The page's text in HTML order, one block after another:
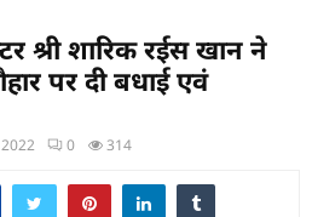
श्री शारिक रईस खान ने
पर दी बधाई एवं
0 314